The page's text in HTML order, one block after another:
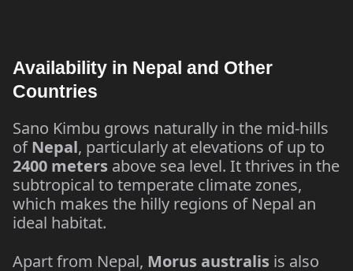
Availability in Nepal and Other
Countries
Sano Kimbu grows naturally in the mid-hills
ofNepal, particularly at elevations of up to
2400 meters above sea level. It thrives in the
subtropical to temperate climate zones,
which makes the hilly regions of Nepal an
ideal habitat.
Apart from Nepal, Morus australis is also